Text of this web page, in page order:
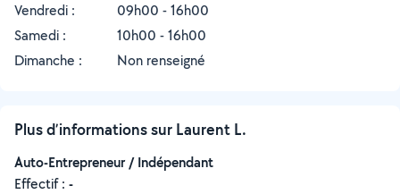
Vendredi :
09h00 - 16h00
Samedi :
10h00 - 16h00
Dimanche :
Non renseigné
Plus d’informations sur Laurent L.
Auto-Entrepreneur / Indépendant
Effectif : -